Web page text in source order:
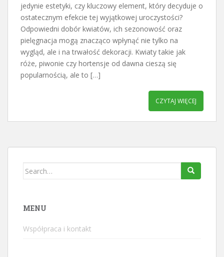
jedynie estetyki, czy kluczowy element, który decyduje o
ostatecznym efekcie tej wyjątkowej uroczystości?
Odpowiedni dobór kwiatów, ich sezonowość oraz
pielęgnacja mogą znacząco wpłynąć nie tylko na
wygląd, ale i na trwałość dekoracji. Kwiaty takie jak
róże, piwonie czy hortensje od dawna cieszą się
popularnością, ale to […]
CZYTAJ WIĘCEJ
Search
MENU
Współpraca i kontakt